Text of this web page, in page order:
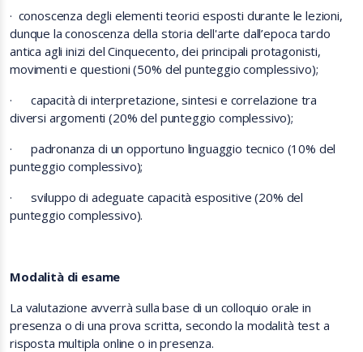
· conoscenza degli elementi teorici esposti durante le lezioni,
dunque la conoscenza della storia dell'arte dall’epoca tardo
antica agli inizi del Cinquecento, dei principali protagonisti,
movimenti e questioni (50% del punteggio complessivo);
·
capacità di interpretazione, sintesi e correlazione tra
diversi argomenti (20% del punteggio complessivo);
·
padronanza di un opportuno linguaggio tecnico (10% del
punteggio complessivo);
·
sviluppo di adeguate capacità espositive (20% del
punteggio complessivo).
Modalità di esame
La valutazione avverrà sulla base di un colloquio orale in
presenza o di una prova scritta, secondo la modalità test a
risposta multipla online o in presenza.